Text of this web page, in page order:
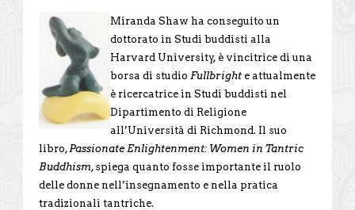
Miranda Shaw ha conseguito un
dottorato in Studi buddisti alla
Harvard University, è vincitrice di una
borsa di studio Fullbright e attualmente
è ricercatrice in Studi buddisti nel
Dipartimento di Religione
all’Università di Richmond. Il suo
libro, Passionate Enlightenment: Women in Tantric
Buddhism, spiega quanto fosse importante il ruolo
delle donne nell’insegnamento e nella pratica
tradizionali tantriche.